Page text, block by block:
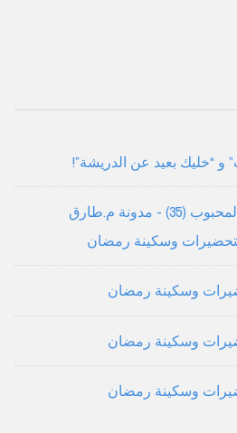
و “خليك بعيد عن الدريشة”!
أنا لم أنساكم: إحياء جائزة المحبوب (35) - مدونة م.طارق
وسكينة رمضان
وسكينة رمضان
وسكينة رمضان
وسكينة رمضان